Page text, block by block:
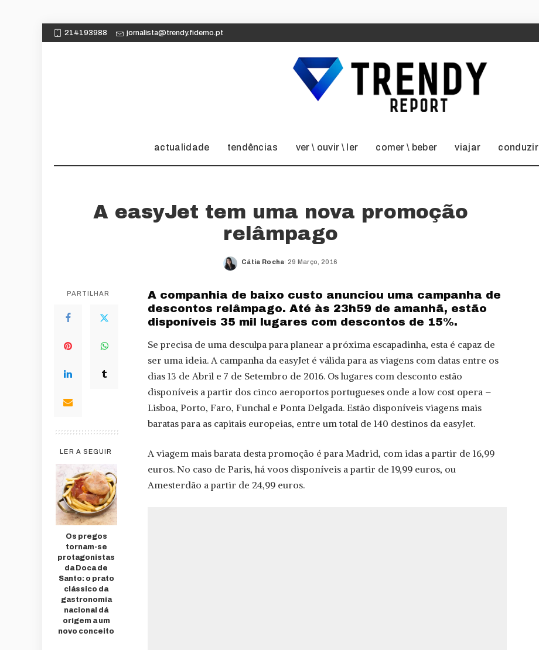
214193988 jornalista@trendy.fidemo.pt
actualidade tendências ver \ ouvir \ ler comer \ beber viajar conduzir
A easyJet tem uma nova promoção
relâmpago
Posted
Cátia Rocha 29 Março, 2016
PARTILHAR
LER A SEGUIR
Os pregos
tornam-se
protagonistas
da Doca de
Santo: o prato
clássico da
gastronomia
nacional dá
origem a um
novo conceito
A companhia de baixo custo anunciou uma campanha de
descontos relâmpago. Até às 23h59 de amanhã, estão
disponíveis 35 mil lugares com descontos de 15%.
Se precisa de uma desculpa para planear a próxima escapadinha, esta é capaz de
ser uma ideia. A campanha da easyJet é válida para as viagens com datas entre os
dias 13 de Abril e 7 de Setembro de 2016. Os lugares com desconto estão
disponíveis a partir dos cinco aeroportos portugueses onde a low cost opera –
Lisboa, Porto, Faro, Funchal e Ponta Delgada. Estão disponíveis viagens mais
baratas para as capitais europeias, entre um total de 140 destinos da easyJet.
A viagem mais barata desta promoção é para Madrid, com idas a partir de 16,99
euros. No caso de Paris, há voos disponíveis a partir de 19,99 euros, ou
Amesterdão a partir de 24,99 euros.